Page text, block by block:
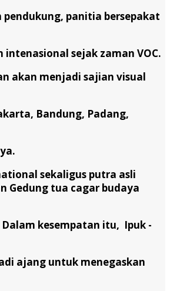
panitia bersepakat
sejak zaman VOC.
akan menjadi sajian visual
Bandung, Padang,
sekaligus putra asli
Gedung tua cagar budaya
kesempatan itu, Ipuk -
ajang untuk menegaskan